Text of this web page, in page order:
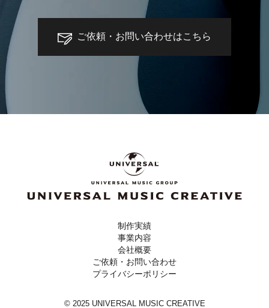
ご依頼・お問い合わせはこちら
制作実績
事業内容
会社概要
ご依頼・お問い合わせ
プライバシーポリシー
© 2025 UNIVERSAL MUSIC CREATIVE